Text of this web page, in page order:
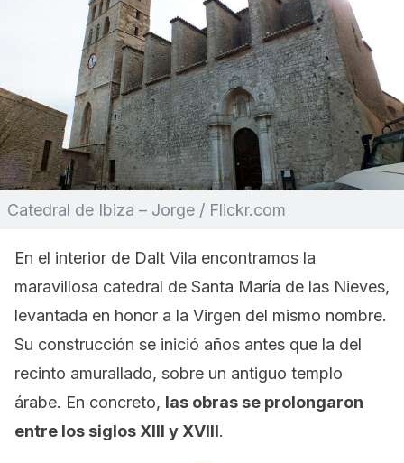
Catedral de Ibiza – Jorge / Flickr.com
En el interior de Dalt Vila encontramos la
maravillosa catedral de Santa María de las Nieves,
levantada en honor a la Virgen del mismo nombre.
Su construcción se inició años antes que la del
recinto amurallado, sobre un antiguo templo
árabe. En concreto, las obras se prolongaron
entre los siglos XIII y XVIII.